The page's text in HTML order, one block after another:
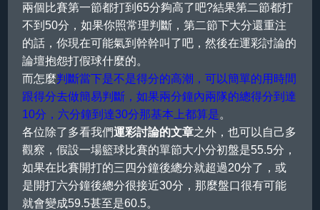
兩個比賽第一節都打到65分夠高了吧?結果第二節都打
不到50分，如果你照常理判斷，第二節下大分還重注
的話，你現在可能氣到幹幹叫了吧，然後在運彩討論的
論壇抱怨打假球什麼的。
而怎麼判斷當下是不是得分的高潮，可以簡單的用時間
跟得分去做簡易判斷，如果兩分鐘內兩隊的總得分到達
10分，六分鐘到達30分那基本上都算是。
各位除了多看我們運彩討論的文章之外，也可以自己多
觀察，假設一場籃球比賽的單節大小分初盤是55.5分，
如果在比賽開打的三四分鐘後總分就超過20分了，或
是開打六分鐘後總分很接近30分，那麼盤口很有可能
就會變成59.5甚至是60.5。